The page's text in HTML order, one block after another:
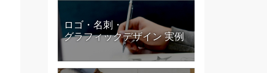
ロゴ・名刺・
グラフィックデザイン 実例